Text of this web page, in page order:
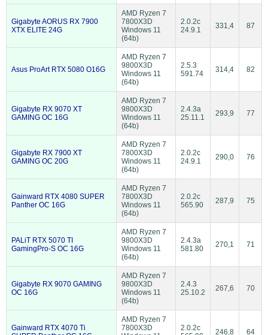
Gigabyte AORUS RX 7900
XTX ELITE 24G
AMD Ryzen 7
7800X3D
Windows 11
(64b)
2.0.2c
24.9.1
331,4 87
Asus ProArt RTX 5080 O16G
AMD Ryzen 7
9800X3D
Windows 11
(64b)
2.5.3
591.74
314,4 82
Gigabyte RX 9070 XT
GAMING OC 16G
AMD Ryzen 7
9800X3D
Windows 11
(64b)
2.4.3a
25.11.1
293,9 77
Gigabyte RX 7900 XT
GAMING OC 20G
AMD Ryzen 7
7800X3D
Windows 11
(64b)
2.0.2c
24.9.1
290,0 76
Gainward RTX 4080 SUPER
Panther OC 16G
AMD Ryzen 7
7800X3D
Windows 11
(64b)
2.0.2c
565.90
287,9 75
PALiT RTX 5070 TI
GamingPro-S OC 16G
AMD Ryzen 7
9800X3D
Windows 11
(64b)
2.4.3a
581.80
270,1 71
Gigabyte RX 9070 GAMING
OC 16G
AMD Ryzen 7
9800X3D
Windows 11
(64b)
2.4.3
25.10.2
267,6 70
Gainward RTX 4070 Ti
AMD Ryzen 7
7800X3D
2.0.2c
246,8 64